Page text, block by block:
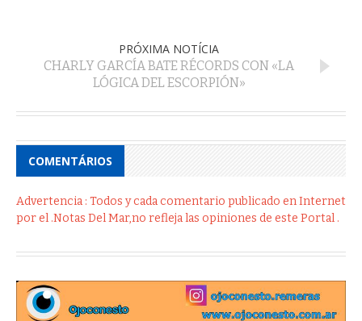
PRÓXIMA NOTÍCIA
CHARLY GARCÍA BATE RÉCORDS CON «LA
LÓGICA DEL ESCORPIÓN»
COMENTÁRIOS
Advertencia : Todos y cada comentario publicado en Internet
por el .Notas Del Mar,no refleja las opiniones de este Portal .